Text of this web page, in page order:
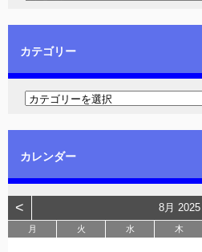
カテゴリー
カレンダー
< 8月 2025
月 火 水 木